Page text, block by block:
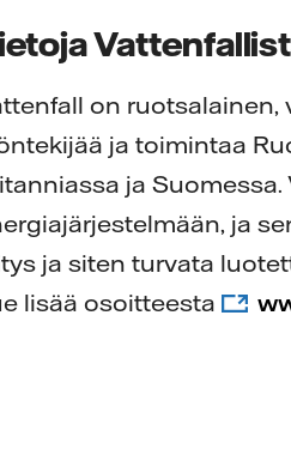
on
ja toimintaa
ja
ja
ja siten turvata
lisää osoitteesta